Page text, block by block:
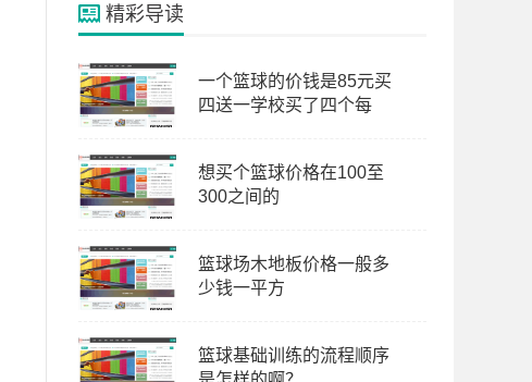
精彩导读
一个篮球的价钱是85元买
四送一学校买了四个每
想买个篮球价格在100至
300之间的
篮球场木地板价格一般多
少钱一平方
篮球基础训练的流程顺序